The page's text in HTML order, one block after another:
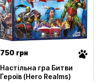
750 грн
Настільна гра Битви
Героїв (Hero Realms)